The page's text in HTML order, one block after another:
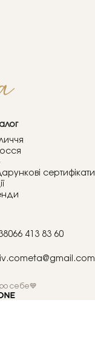
сертифікати
413 83 60
себе💙